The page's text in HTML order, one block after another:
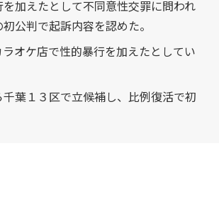
加えたとして不同意性交罪に問われ
公判で起訴内容を認めた。
オケ店で性的暴行を加えたとしてい
葉１３区で立候補し、比例復活で初